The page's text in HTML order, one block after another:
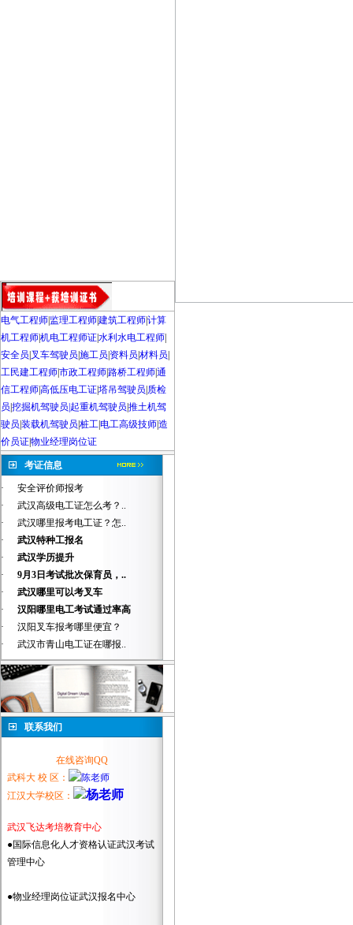
电气工程师 监理工程师建筑工程师计算
机工程师机电工程师证水利水电工程师
安全员 叉车驾驶员 施工员 资料员 材料员
工民建工程师市政工程师路桥工程师通
信工程师高低压电工证塔吊驾驶员 质检
员 挖掘机驾驶员|起重机驾驶员 推土机驾
驶员 装载机驾驶员 桩工电工高级技师造
价员证物业经理岗位证
考证信息
·
安全评价师报考
·
武汉高级电工证怎么考？..
·
武汉哪里报考电工证？怎..
·
武汉特种工报名
·
武汉学历提升
·
9月3日考试批次保育员，..
·
武汉哪里可以考叉车
·
汉阳哪里电工考试通过率高
·
汉阳叉车报考哪里便宜？
·
武汉市青山电工证在哪报..
联系我们
在线咨询QQ
武科大 校 区：
江汉大学校区：
武汉飞达考培教育中心
●国际信息化人才资格认证武汉考试
管理中心
●物业经理岗位证武汉报名中心